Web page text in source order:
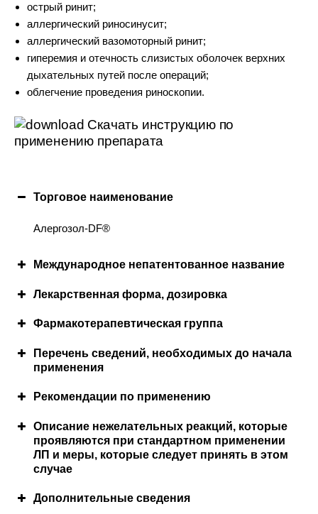
острый ринит;
аллергический риносинусит;
аллергический вазомоторный ринит;
гиперемия и отечность слизистых оболочек верхних
дыхательных путей после операций;
облегчение проведения риноскопии.
Скачать инструкцию по
применению препарата
Торговое наименование
Алергозол-DF®
Международное непатентованное название
Лекарственная форма, дозировка
Фармакотерапевтичеcкая группа
Перечень сведений, необходимых до начала
применения
Рекомендации по применению
Описание нежелательных реакций, которые
проявляются при стандартном применении
ЛП и меры, которые следует принять в этом
случае
Дополнительные сведения